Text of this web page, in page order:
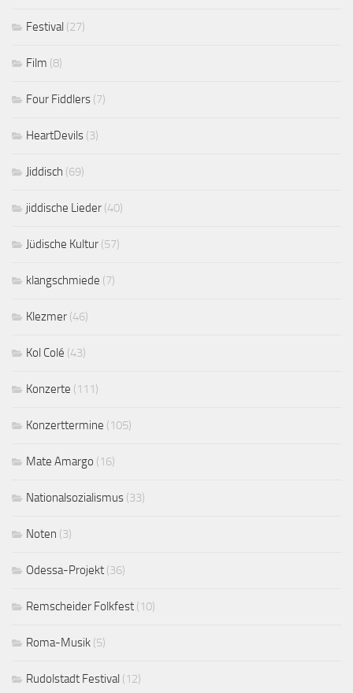
Festival (27)
Film (8)
Four Fiddlers (7)
HeartDevils (3)
Jiddisch (69)
jiddische Lieder (40)
Jüdische Kultur (57)
klangschmiede (7)
Klezmer (46)
Kol Colé (43)
Konzerte (111)
Konzerttermine (105)
Mate Amargo (16)
Nationalsozialismus (33)
Noten (3)
Odessa-Projekt (36)
Remscheider Folkfest (10)
Roma-Musik (5)
Rudolstadt Festival (12)